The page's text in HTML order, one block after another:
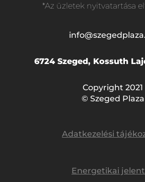
*Az üzletek nyitvatartása
6724 Szeged, Kossuth
Copyright 2021
© Szeged Plaza
Adatkezelési
Energetikai